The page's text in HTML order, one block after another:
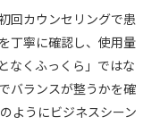
回カウンセリングで患
丁寧に確認し、使用量
なくふっくら」ではな
バランスが整うかを確
ようにビジネスシーン